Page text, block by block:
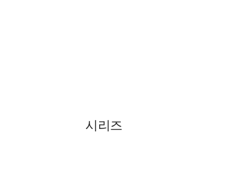
시리즈